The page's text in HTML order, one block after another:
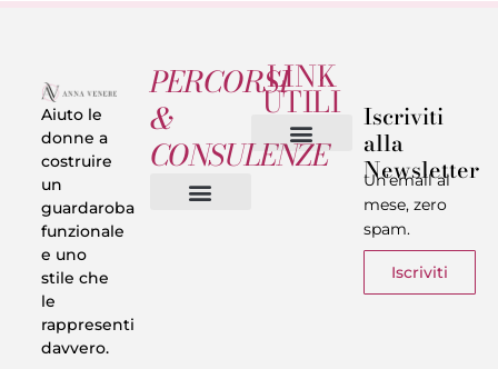
Aiuto le
donne a
costruire
un
guardaroba
funzionale
e uno
stile che
le
rappresenti
davvero.
PERCORSI
&
CONSULENZE
LINK
UTILI Iscriviti
alla
Newsletter
Un’email al
mese, zero
spam.
Iscriviti